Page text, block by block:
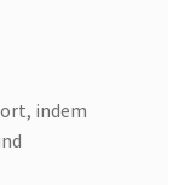
indem